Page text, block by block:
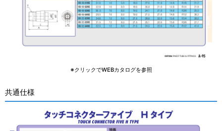
※クリックでWEBカタログを参照
共通仕様